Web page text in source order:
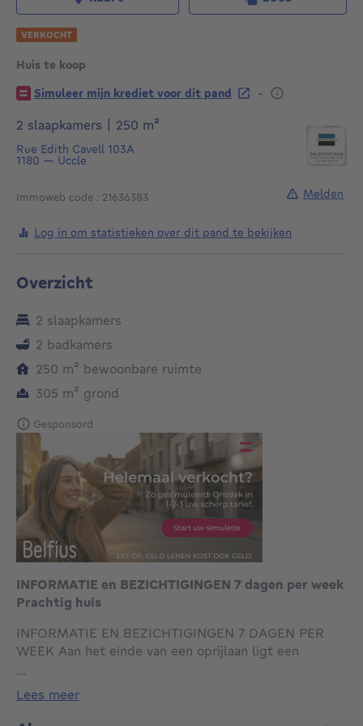
Huis te koop
€ Simuleer mijn krediet voor dit pand
-
2 slaapkamers
250 m²
Rue Edith Cavell 103A
1180 — Uccle
Immoweb code : 21636383
VERKOCHT
Log in om statistieken over dit pand te bekijken
Melden
Overzicht
2 slaapkamers
2 badkamers
250 m² vierkante meters
bewoonbare ruimte
305 m² vierkante meters
grond
Gesponsord
INFORMATIE en BEZICHTIGINGEN 7 dagen per week
Prachtig huis
INFORMATIE EN BEZICHTIGINGEN 7 DAGEN PER
WEEK Aan het einde van een oprijlaan ligt een
de wijk Cavell - Parc Montjoie.
Het huis verkeert in perfecte staat en beschikt over
een ruime parkeerplaats en een tuin. Entree met
...
lees meer